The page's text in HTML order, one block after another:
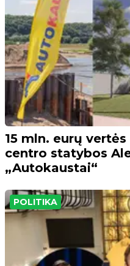
15 mln. eurų
centro statybos
„Autokaustai“
POLITIKA